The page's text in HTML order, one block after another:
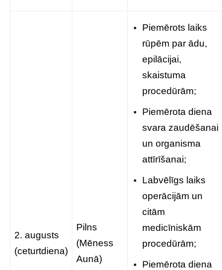
2. augusts
(ceturtdiena)
Pilns
(Mēness
Aunā)
Piemērots laiks
rūpēm par ādu,
epilācijai,
skaistuma
procedūrām;
Piemērota diena
svara zaudēšanai
un organisma
attīrīšanai;
Labvēlīgs laiks
operācijām un
citām
medicīniskām
procedūrām;
Piemērota diena